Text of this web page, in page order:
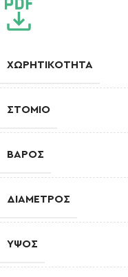
ΧΩΡΗΤΙΚΌΤΗΤΑ
ΣΤΌΜΙΟ
ΒΆΡΟΣ
ΔΙΆΜΕΤΡΟΣ
ΎΨΟΣ